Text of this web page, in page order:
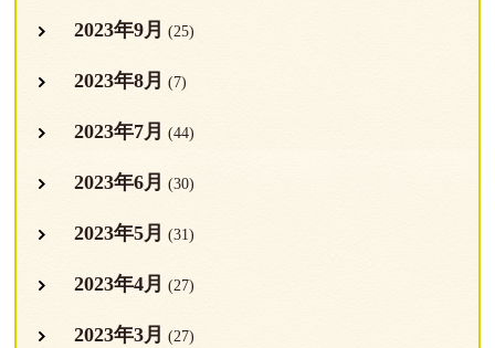
2023年9月 (25)
2023年8月 (7)
2023年7月 (44)
2023年6月 (30)
2023年5月 (31)
2023年4月 (27)
2023年3月 (27)